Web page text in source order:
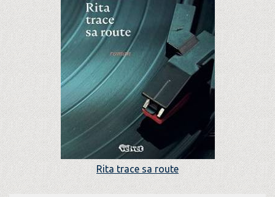
Rita trace sa route